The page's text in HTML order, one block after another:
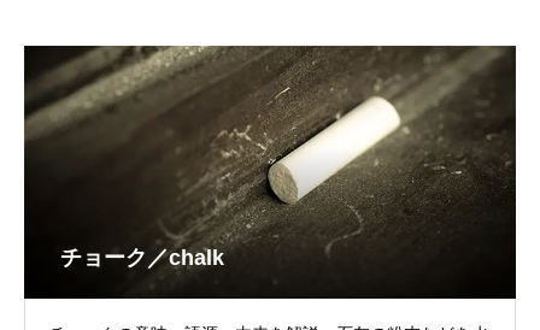
チョーク／chalk